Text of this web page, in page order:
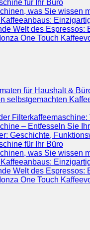
für Ihr Büro
was Sie wissen
Welt des
One Touch
für Haushalt &
selbstgemachten
– Entfesseln Sie
Geschichte,
für Ihr Büro
was Sie wissen
Welt des
One Touch